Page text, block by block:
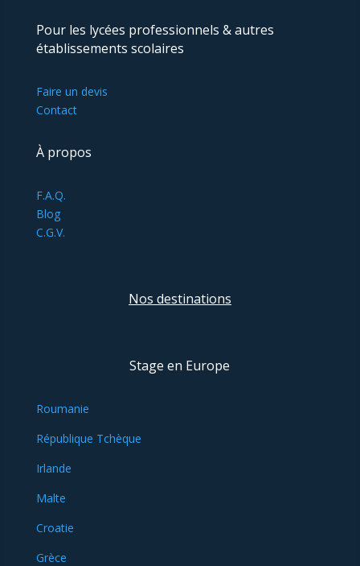
Pour les lycées professionnels & autres
établissements scolaires
Faire un devis
Contact
À propos
F.A.Q.
Blog
C.G.V.
Nos destinations
Stage en Europe
Roumanie
République Tchèque
Irlande
Malte
Croatie
Grèce